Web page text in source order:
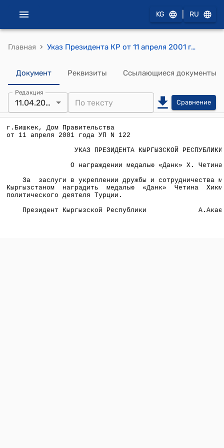
KG RU
Главная › Указ Президента КР от 11 апреля 2001 года УП №122 "О награждении медалью "Данк" X.Четина"
Документ Реквизиты Ссылающиеся документы
Редакция
11.04.2001 Сравнение